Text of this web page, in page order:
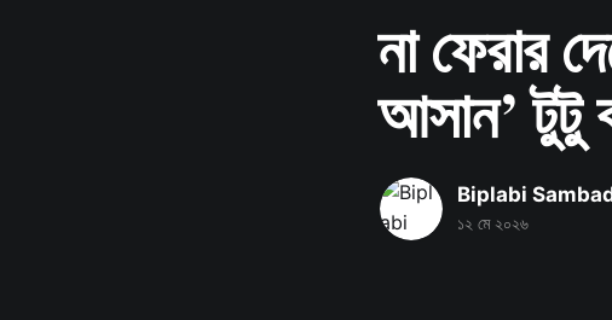
না ফেরার
আসান’ টুটু
Biplabi
১২ মে ২০২৬